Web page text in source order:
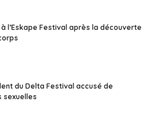
l’Eskape Festival après la découverte
du Delta Festival accusé de
sexuelles